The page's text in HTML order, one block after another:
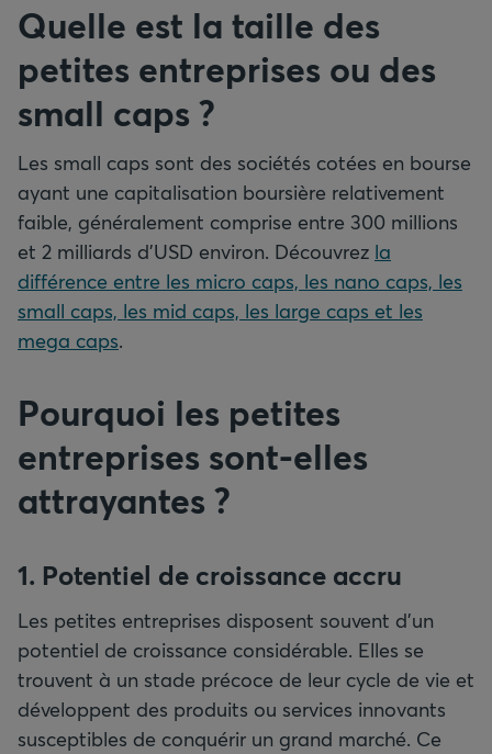
Quelle est la taille des
petites entreprises ou des
small caps ?
Les small caps sont des sociétés cotées en bourse
ayant une capitalisation boursière relativement
faible, généralement comprise entre 300 millions
et 2 milliards d’USD environ. Découvrez la
différence entre les micro caps, les nano caps, les
small caps, les mid caps, les large caps et les
mega caps.
Pourquoi les petites
entreprises sont-elles
attrayantes ?
1. Potentiel de croissance accru
Les petites entreprises disposent souvent d’un
potentiel de croissance considérable. Elles se
trouvent à un stade précoce de leur cycle de vie et
développent des produits ou services innovants
susceptibles de conquérir un grand marché. Ce